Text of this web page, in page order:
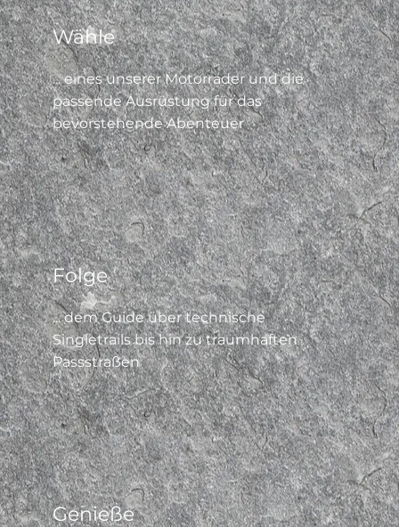
Wähle
... eines unserer Motorräder und die
passende Ausrüstung für das
bevorstehende Abenteuer
Folge
... dem Guide über technische
Singletrails bis hin zu traumhaften
Passstraßen
Genieße